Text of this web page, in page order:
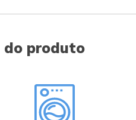
do produto